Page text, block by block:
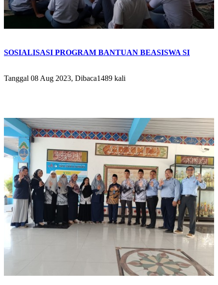
SOSIALISASI PROGRAM BANTUAN BEASISWA SI
Tanggal 08 Aug 2023, Dibaca1489 kali